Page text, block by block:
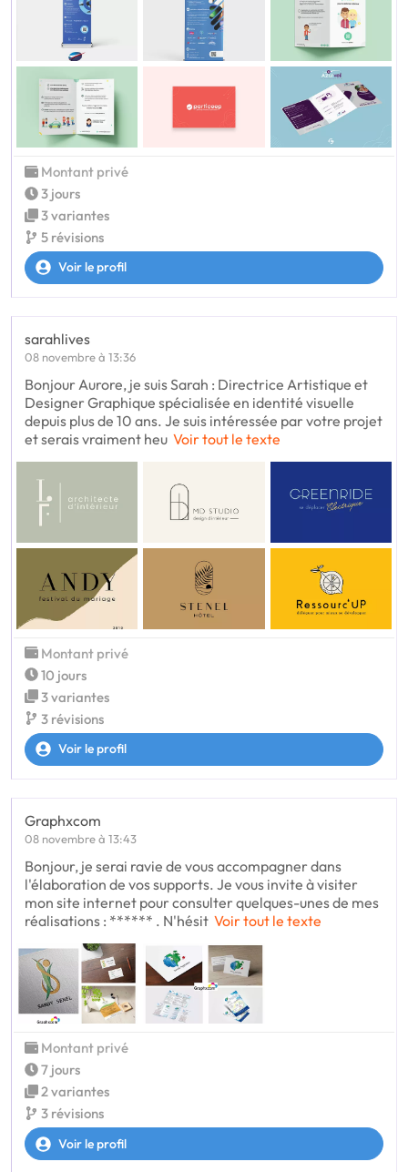
Montant privé
3 jours
3 variantes
5 révisions
Voir le profil
sarahlives
08 novembre à 13:36
Bonjour Aurore, je suis Sarah : Directrice Artistique et
Designer Graphique spécialisée en identité visuelle
depuis plus de 10 ans. Je suis intéressée par votre projet
et serais vraiment heu Voir tout le texte
Montant privé
10 jours
3 variantes
3 révisions
Voir le profil
Graphxcom
08 novembre à 13:43
Bonjour, je serai ravie de vous accompagner dans
l'élaboration de vos supports. Je vous invite à visiter
mon site internet pour consulter quelques-unes de mes
réalisations : ****** . N'hésit Voir tout le texte
Montant privé
7 jours
2 variantes
3 révisions
Voir le profil